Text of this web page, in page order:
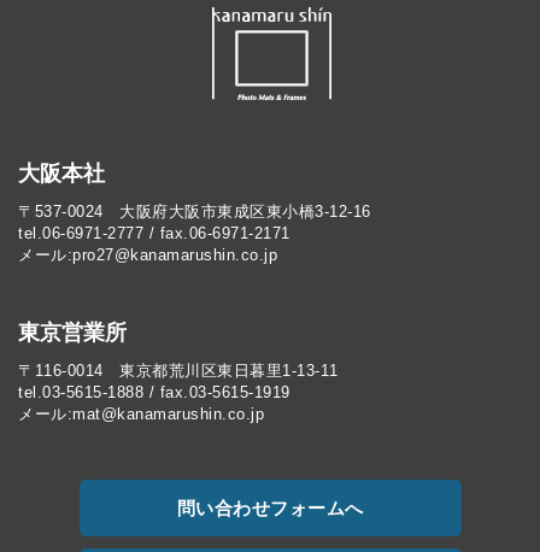
大阪本社
〒537-0024 大阪府大阪市東成区東小橋3-12-16
tel.06-6971-2777 / fax.06-6971-2171
メール:pro27@kanamarushin.co.jp​
東京営業所
〒116-0014 東京都荒川区東日暮里1-13-11
tel.03-5615-1888 / fax.03-5615-1919
メール:mat@kanamarushin.co.jp
問い合わせフォームへ